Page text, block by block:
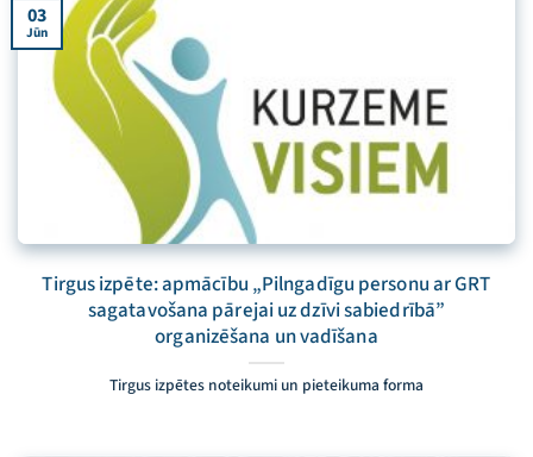
Tirgus izpēte: apmācību „Pilngadīgu personu ar GRT
sagatavošana pārejai uz dzīvi sabiedrībā”
organizēšana un vadīšana
Tirgus izpētes noteikumi un pieteikuma forma
03
Jūn